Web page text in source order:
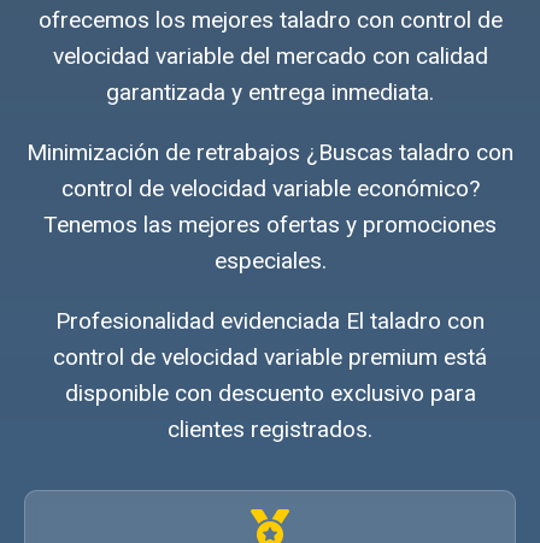
ofrecemos los mejores taladro con control de
velocidad variable del mercado con calidad
garantizada y entrega inmediata.
Minimización de retrabajos ¿Buscas taladro con
control de velocidad variable económico?
Tenemos las mejores ofertas y promociones
especiales.
Profesionalidad evidenciada El taladro con
control de velocidad variable premium está
disponible con descuento exclusivo para
clientes registrados.